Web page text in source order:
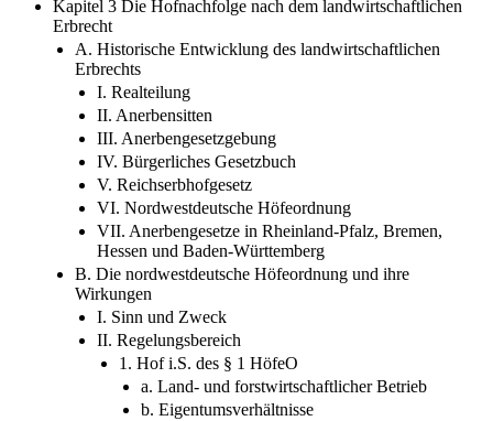
Kapitel 3 Die Hofnachfolge nach dem landwirtschaftlichen
Erbrecht
A. Historische Entwicklung des landwirtschaftlichen
Erbrechts
I. Realteilung
II. Anerbensitten
III. Anerbengesetzgebung
IV. Bürgerliches Gesetzbuch
V. Reichserbhofgesetz
VI. Nordwestdeutsche Höfeordnung
VII. Anerbengesetze in Rheinland-Pfalz, Bremen,
Hessen und Baden-Württemberg
B. Die nordwestdeutsche Höfeordnung und ihre
Wirkungen
I. Sinn und Zweck
II. Regelungsbereich
1. Hof i.S. des § 1 HöfeO
a. Land- und forstwirtschaftlicher Betrieb
b. Eigentumsverhältnisse